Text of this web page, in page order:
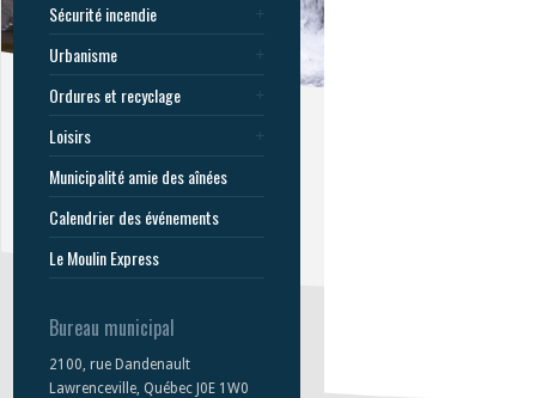
Sécurité incendie
Urbanisme
Ordures et recyclage
Loisirs
Municipalité amie des aînées
Calendrier des événements
Le Moulin Express
Bureau municipal
2100, rue Dandenault
Lawrenceville, Québec J0E 1W0